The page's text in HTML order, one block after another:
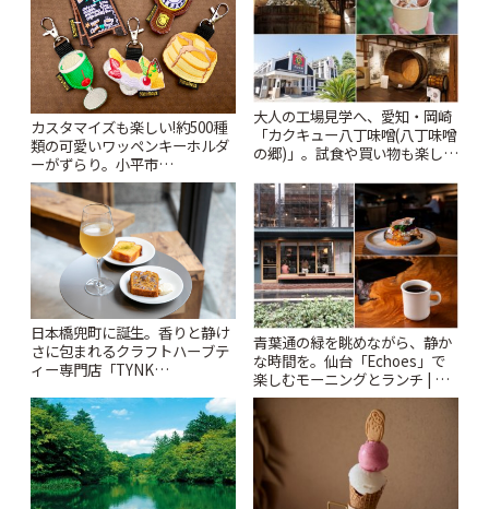
カスタマイズも楽しい!約500種
類の可愛いワッペンキーホルダ
ーがずらり。小平市
「Kimamaya T&K」 | ことりっ
ぷ
大人の工場見学へ、愛知・岡崎
「カクキュー八丁味噌(八丁味噌
の郷)」。試食や買い物も楽しみ
日本橋兜町に誕生。香りと静け
さに包まれるクラフトハーブテ
ィー専門店「TYNK
青葉通の緑を眺めながら、静か
な時間を。仙台「Echoes」で
楽しむモーニングとランチ | こ
とりっぷ